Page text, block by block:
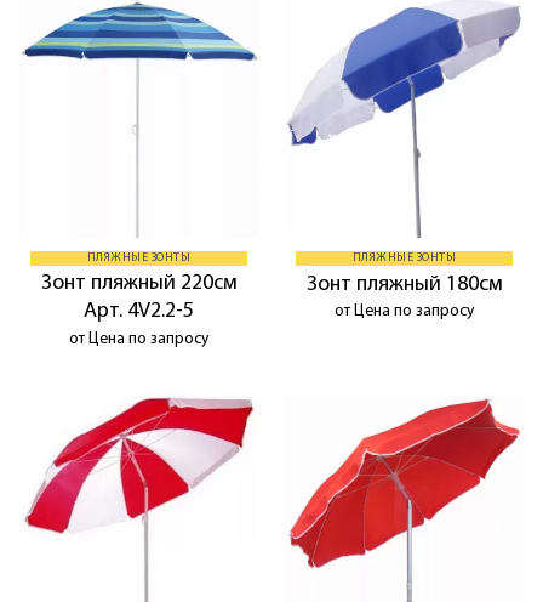
ПЛЯЖНЫЕ ЗОНТЫ
Зонт пляжный 220см
Арт. 4V2.2-5
от Цена по запросу
ПЛЯЖНЫЕ ЗОНТЫ
Зонт пляжный 180см
от Цена по запросу